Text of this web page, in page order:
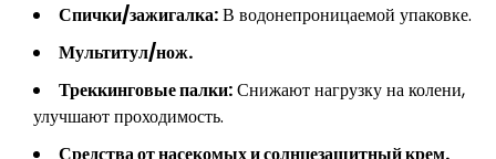
Спички/зажигалка:В водонепроницаемой упаковке.
Мультитул/нож.
Треккинговые палки:Снижают нагрузку на колени,
улучшают проходимость.
Средства от насекомых и солнцезащитный крем.